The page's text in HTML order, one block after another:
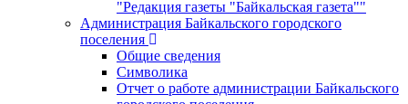
"Редакция газеты "Байкальская газета""
Администрация Байкальского городского
поселения
Общие сведения
Символика
Отчет о работе администрации Байкальского